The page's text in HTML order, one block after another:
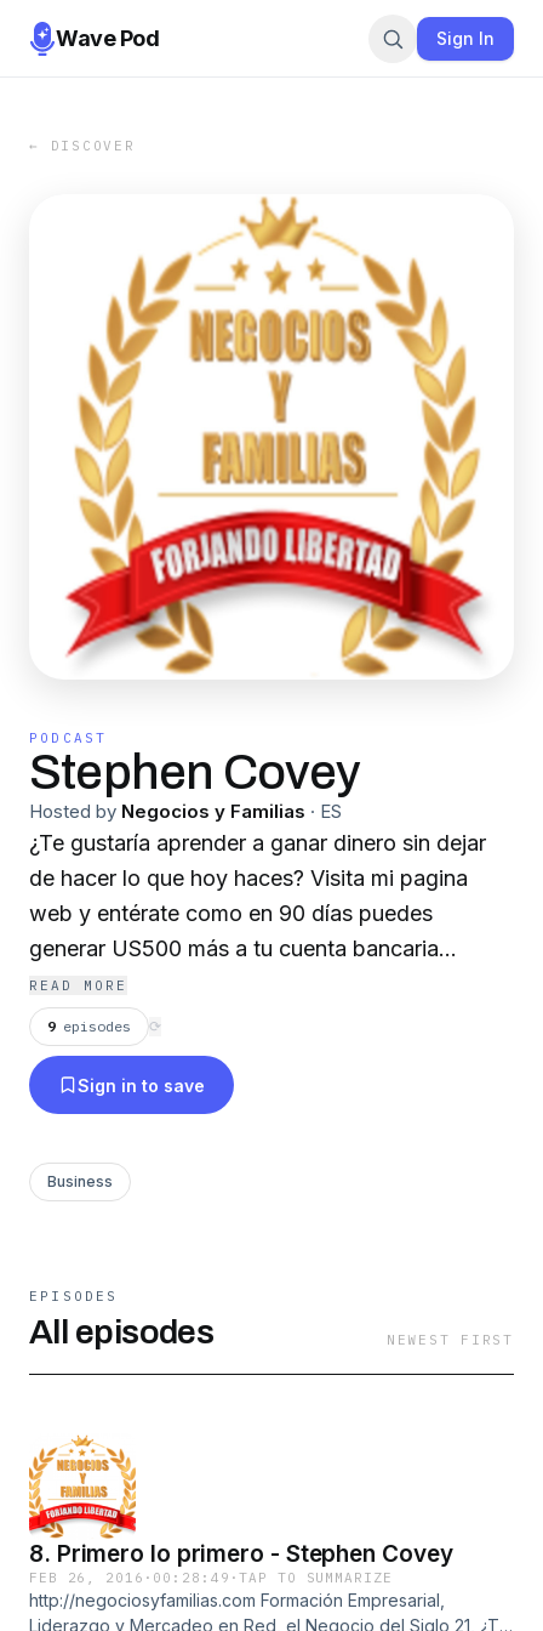
Wave Pod Sign In
← DISCOVER
PODCAST
Stephen Covey
Hosted by Negocios y Familias · ES
¿Te gustaría aprender a ganar dinero sin dejar
de hacer lo que hoy haces? Visita mi pagina
web y entérate como en 90 días puedes
generar US500 más a tu cuenta bancaria
gracias a mi plan de trabajo 100% comprobado
y sin riesgo alguno. Ya somos mas de 30.000
empresarios en Colombia y en constante
crecimiento. Ven y déjanos ayudarte.
READ MORE
9 episodes ⟳
Sign in to save
Business
EPISODES
All episodes NEWEST FIRST
8. Primero lo primero - Stephen Covey
FEB 26, 2016 · 00:28:49 ·TAP TO SUMMARIZE
http://negociosyfamilias.com Formación Empresarial,
Liderazgo y Mercadeo en Red, el Negocio del Siglo 21, ¿Te